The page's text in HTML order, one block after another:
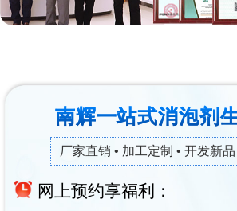
南辉一站式消泡剂
厂家直销 • 加工定制 • 开发新
网上预约享福利：